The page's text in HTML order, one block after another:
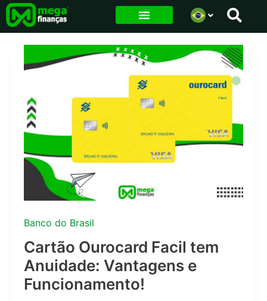
para
Banco do Brasil
Cartão Ourocard Facil tem
Anuidade: Vantagens e
Funcionamento!